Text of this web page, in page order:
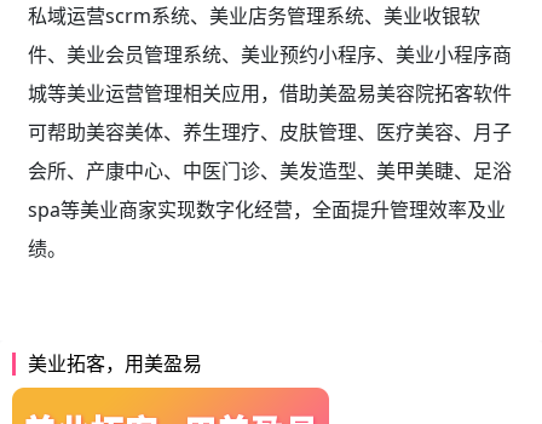
私域运营scrm系统、 美业店务管理系统、美业收银软
件、美业会员管理系统、美业预约小程序、美业小程序商
城等美业运营管理相关应用，借助美盈易美容院拓客软件
可帮助美容美体、养生理疗、皮肤管理、医疗美容、月子
会所、产康中心、中医门诊、美发造型、美甲美睫、足浴
spa等美业商家实现数字化经营，全面提升管理效率及业
绩。
美业拓客，用美盈易